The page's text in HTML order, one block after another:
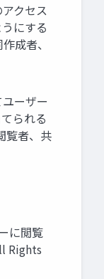
クセス
にする
成者、
ーザー
られる
覧者、共
に閲覧
Rights